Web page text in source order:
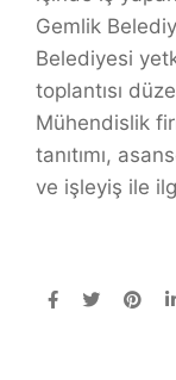
Gemlik
Belediyesi
toplantısı
Mühendislik
tanıtımı,
ve işleyiş ile